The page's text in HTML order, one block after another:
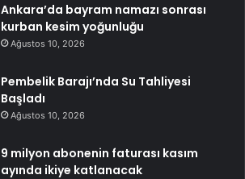
Ankara’da bayram namazı sonrası
kurban kesim yoğunluğu
Ağustos 10, 2026
Pembelik Barajı’nda Su Tahliyesi
Başladı
Ağustos 10, 2026
9 milyon abonenin faturası kasım
ayında ikiye katlanacak